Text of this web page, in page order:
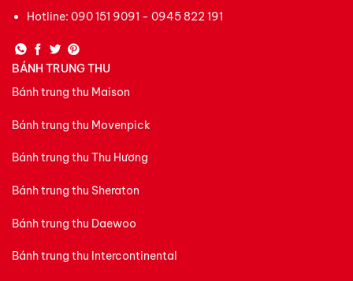
Hotline: 090 151 9091 - 0945 822 191
BÁNH TRUNG THU
Bánh trung thu Maison
Bánh trung thu Movenpick
Bánh trung thu Thu Hương
Bánh trung thu Sheraton
Bánh trung thu Daewoo
Bánh trung thu Intercontinental